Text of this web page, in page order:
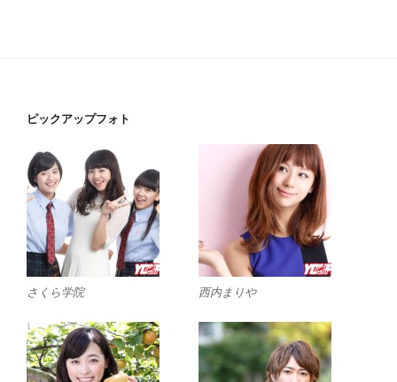
ピックアップフォト
さくら学院 西内まりや